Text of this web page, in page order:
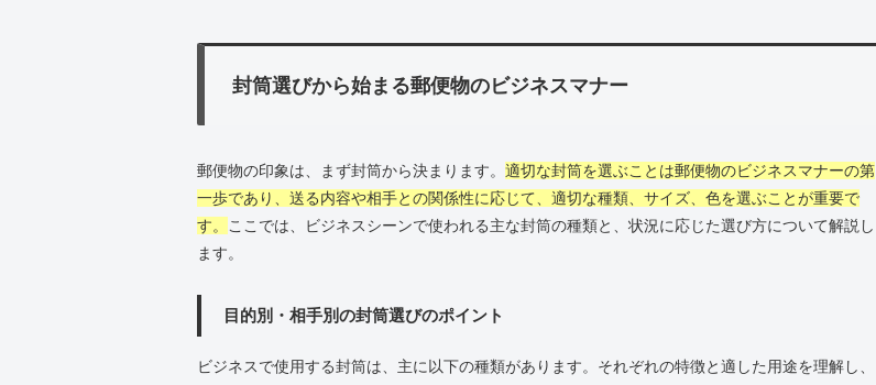
封筒選びから始まる郵便物のビジネスマナー
郵便物の印象は、まず封筒から決まります。 適切な封筒を選ぶことは郵便物のビジネスマナーの第
一歩であり、送る内容や相手との関係性に応じて、適切な種類、サイズ、色を選ぶことが重要で
す。 ここでは、ビジネスシーンで使われる主な封筒の種類と、状況に応じた選び方について解説し
ます。
目的別・相手別の封筒選びのポイント
ビジネスで使用する封筒は、主に以下の種類があります。それぞれの特徴と適した用途を理解し、